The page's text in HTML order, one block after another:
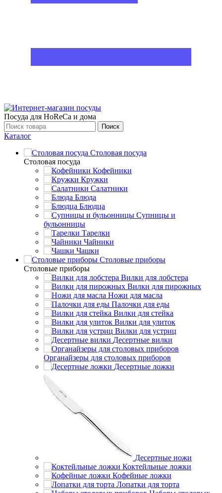
Посуда для HoReCa и дома
Поиск
Каталог
Столовая посуда
Столовая посуда
Кофейники
Кружки
Салатники
Блюда
Блюдца
Супницы и
бульонницы
Тарелки
Чайники
Чашки
Cтоловые приборы
Cтоловые приборы
Вилки для лобстера
Вилки для пирожных
Ножи для масла
Палочки для еды
Вилки для стейка
Вилки для улиток
Вилки для устриц
Десертные вилки
Органайзеры для столовых приборов
Десертные ложки
Десертные ножи
Коктейльные ложки
Кофейные ложки
Лопатки для торта